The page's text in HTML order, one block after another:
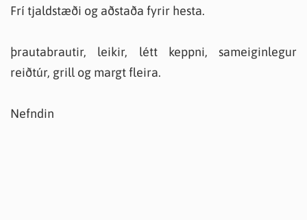
Frí tjaldstæði og aðstaða fyrir hesta.
þrautabrautir, leikir, létt keppni, sameiginlegur
reiðtúr, grill og margt fleira.
Nefndin